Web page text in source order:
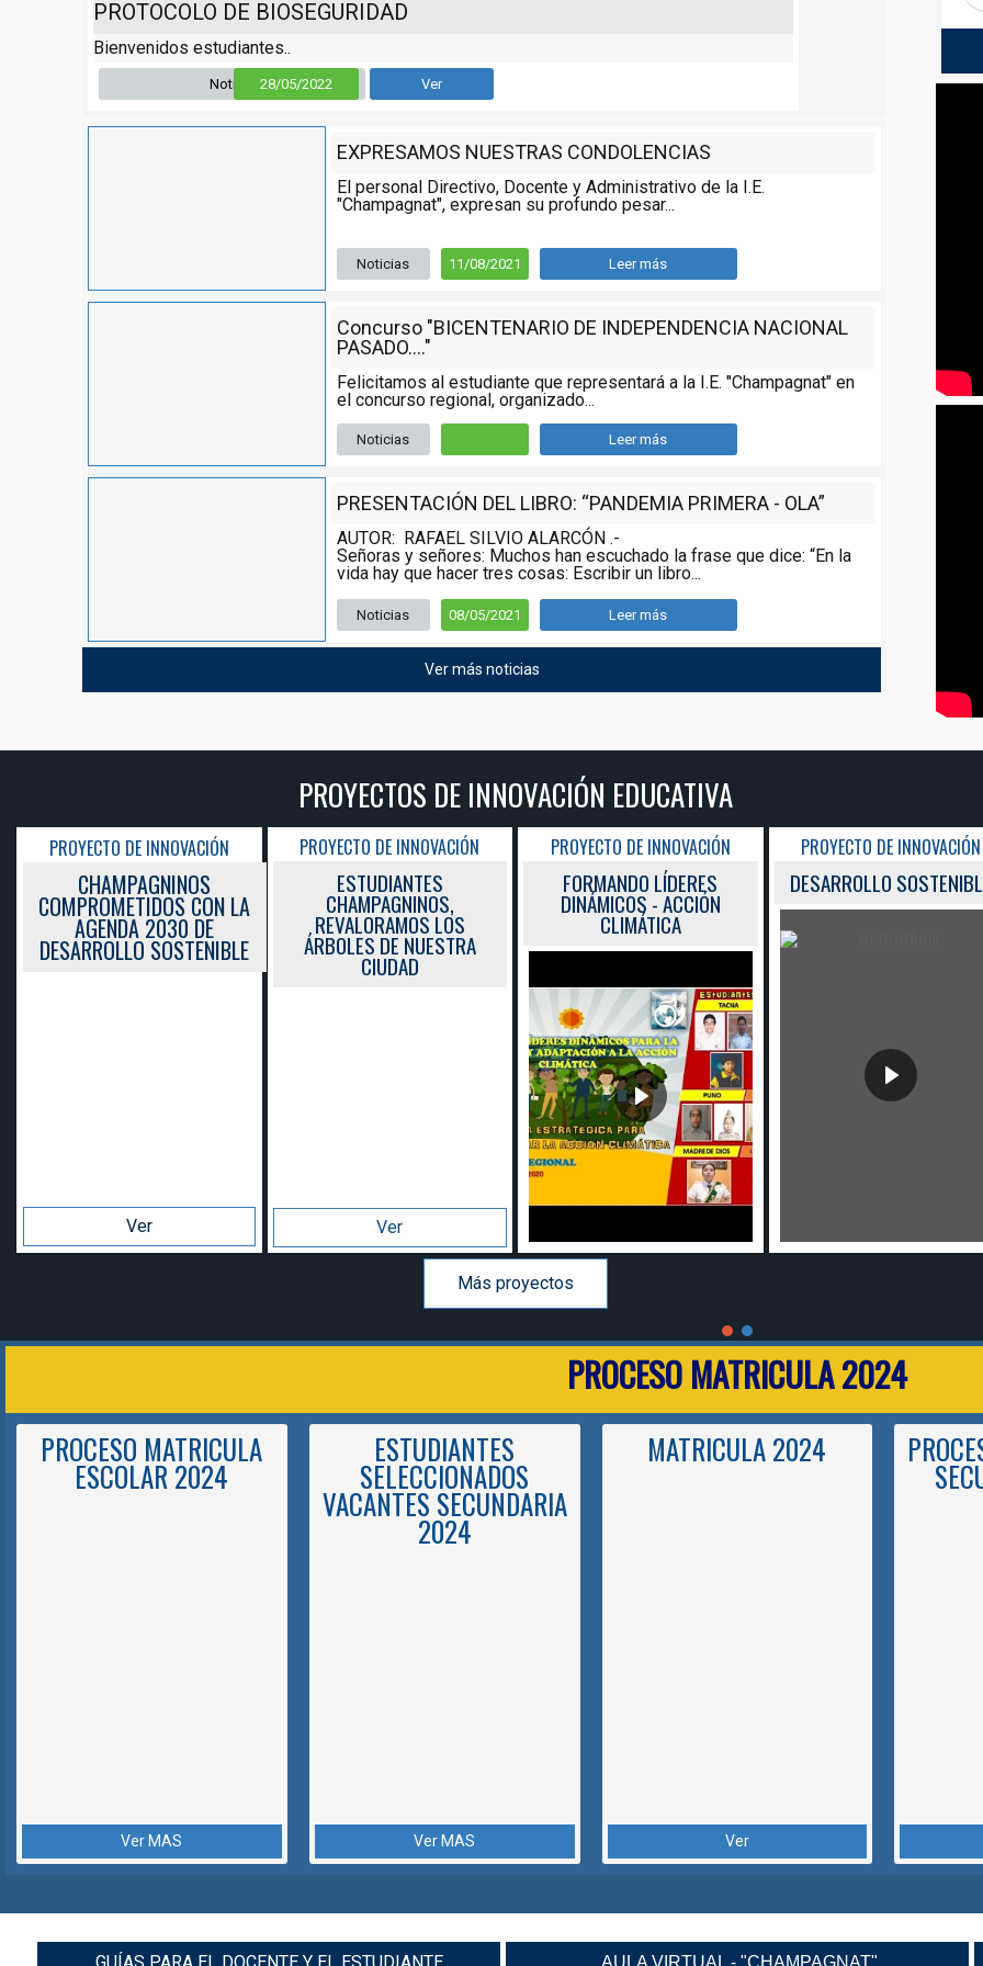
PROTOCOLO DE BIOSEGURIDAD
Bienvenidos estudiantes..
Noticia 28/05/2022 Ver
EXPRESAMOS NUESTRAS CONDOLENCIAS
El personal Directivo, Docente y Administrativo de la I.E.
"Champagnat", expresan su profundo pesar...
Noticias 11/08/2021 Leer más
Concurso "BICENTENARIO DE INDEPENDENCIA NACIONAL
PASADO...."
Felicitamos al estudiante que representará a la I.E. "Champagnat" en
el concurso regional, organizado...
Noticias Leer más
PRESENTACIÓN DEL LIBRO: “PANDEMIA PRIMERA - OLA”
AUTOR: RAFAEL SILVIO ALARCÓN .-
Señoras y señores: Muchos han escuchado la frase que dice: “En la
vida hay que hacer tres cosas: Escribir un libro...
Noticias 08/05/2021 Leer más
Ver más noticias
PROYECTOS DE INNOVACIÓN EDUCATIVA
PROYECTO DE INNOVACIÓN
CHAMPAGNINOS
COMPROMETIDOS CON LA
AGENDA 2030 DE
DESARROLLO SOSTENIBLE
Ver
PROYECTO DE INNOVACIÓN
ESTUDIANTES
CHAMPAGNINOS,
REVALORAMOS LOS
ÁRBOLES DE NUESTRA
CIUDAD
Ver
PROYECTO DE INNOVACIÓN
FORMANDO LÍDERES
DINÁMICOS - ACCIÓN
CLIMÁTICA
PROYECTO DE INNOVACIÓN
DESARROLLO
Más proyectos
PROCESO MATRICULA 2024
PROCESO MATRICULA
ESCOLAR 2024
Ver MAS
ESTUDIANTES
SELECCIONADOS
VACANTES SECUNDARIA
2024
Ver MAS
MATRICULA 2024
Ver
GUÍAS PARA EL DOCENTE Y EL ESTUDIANTE AULA VIRTUAL - "CHAMPAGNAT"